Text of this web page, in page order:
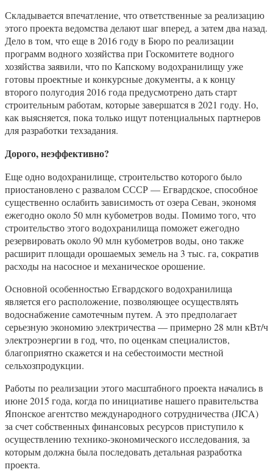
Складывается впечатление, что ответственные за реализацию
этого проекта ведомства делают шаг вперед, а затем два назад.
Дело в том, что еще в 2016 году в Бюро по реализации
программ водного хозяйства при Госкомитете водного
хозяйства заявили, что по Капскому водохранилищу уже
готовы проектные и конкурсные документы, а к концу
второго полугодия 2016 года предусмотрено дать старт
строительным работам, которые завершатся в 2021 году. Но,
как выясняется, пока только ищут потенциальных партнеров
для разработки техзадания.
Дорого, неэффективно?
Еще одно водохранилище, строительство которого было
приостановлено с развалом СССР — Егвардское, способное
существенно ослабить зависимость от озера Севан, экономя
ежегодно около 50 млн кубометров воды. Помимо того, что
строительство этого водохранилища поможет ежегодно
резервировать около 90 млн кубометров воды, оно также
расширит площади орошаемых земель на 3 тыс. га, сократив
расходы на насосное и механическое орошение.
Основной особенностью Егвардского водохранилища
является его расположение, позволяющее осуществлять
водоснабжение самотечным путем. А это предполагает
серьезную экономию электричества — примерно 28 млн кВт/ч
электроэнергии в год, что, по оценкам специалистов,
благоприятно скажется и на себестоимости местной
сельхозпродукции.
Работы по реализации этого масштабного проекта начались в
июне 2015 года, когда по инициативе нашего правительства
Японское агентство международного сотрудничества (JICA)
за счет собственных финансовых ресурсов приступило к
осуществлению технико-экономического исследования, за
которым должна была последовать детальная разработка
проекта.